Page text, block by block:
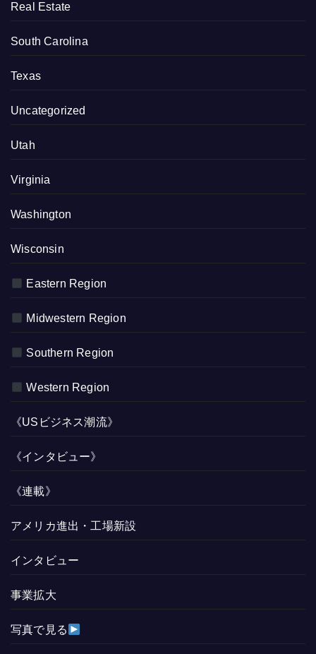
Real Estate
South Carolina
Texas
Uncategorized
Utah
Virginia
Washington
Wisconsin
Eastern Region
Midwestern Region
Southern Region
Western Region
《USビジネス潮流》
《インタビュー》
《連載》
アメリカ進出・工場新設
インタビュー
事業拡大
写真で見る